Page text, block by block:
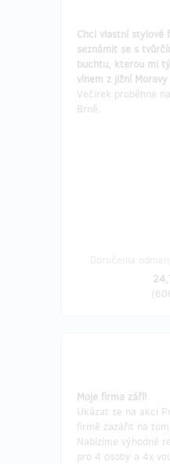
Chci vlastní stylové
seznámit se s
buchtu, kterou mi
vínem z jižní Moravy
Večírek proběhne
Brně.
(
Moje firma září!
Ukázat se na akci
firmě zazářit na
Nabízíme výhodné
pro 4 osoby a 4x